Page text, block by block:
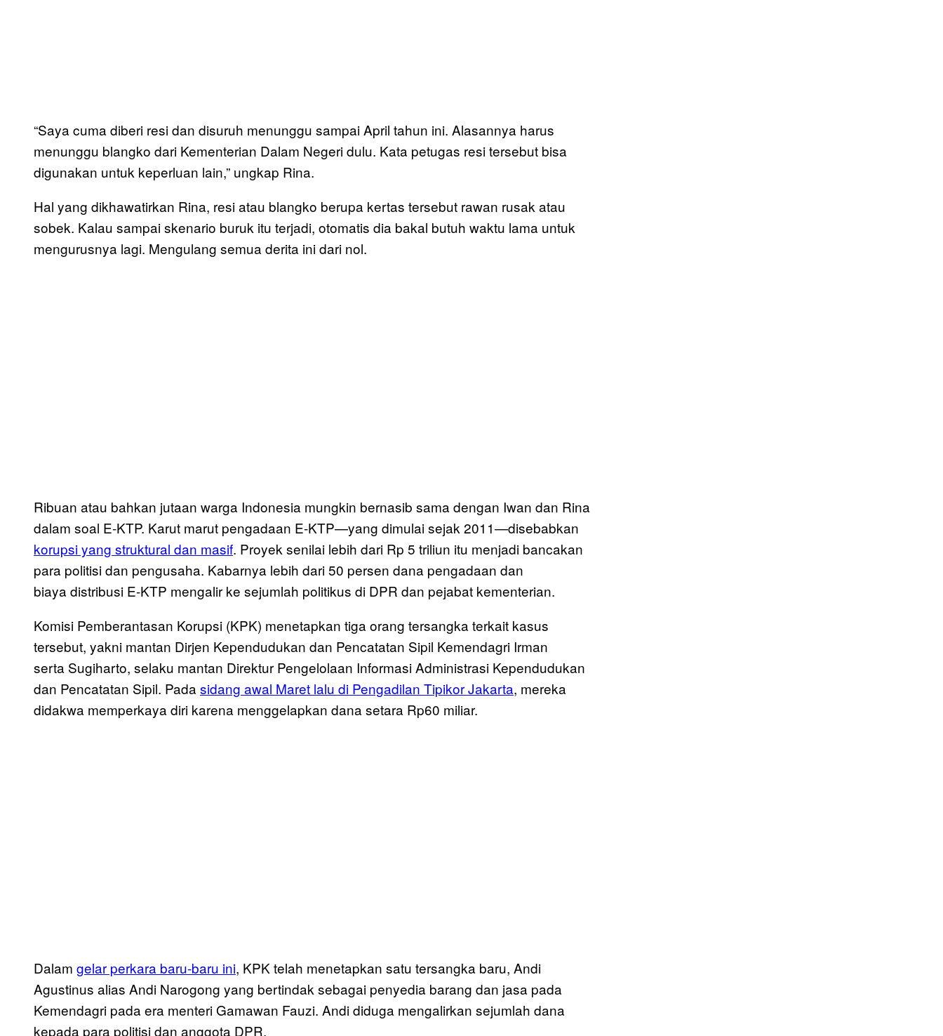
“Saya cuma diberi resi dan disuruh menunggu sampai April tahun ini. Alasannya harus
menunggu blangko dari Kementerian Dalam Negeri dulu. Kata petugas resi tersebut bisa
digunakan untuk keperluan lain,” ungkap Rina.
Hal yang dikhawatirkan Rina, resi atau blangko berupa kertas tersebut rawan rusak atau
sobek. Kalau sampai skenario buruk itu terjadi, otomatis dia bakal butuh waktu lama untuk
mengurusnya lagi. Mengulang semua derita ini dari nol.
Ribuan atau bahkan jutaan warga Indonesia mungkin bernasib sama dengan Iwan dan Rina
dalam soal E-KTP. Karut marut pengadaan E-KTP—yang dimulai sejak 2011—disebabkan
korupsi yang struktural dan masif. Proyek senilai lebih dari Rp 5 triliun itu menjadi bancakan
para politisi dan pengusaha. Kabarnya lebih dari 50 persen dana pengadaan dan
biaya distribusi E-KTP mengalir ke sejumlah politikus di DPR dan pejabat kementerian.
Komisi Pemberantasan Korupsi (KPK) menetapkan tiga orang tersangka terkait kasus
tersebut, yakni mantan Dirjen Kependudukan dan Pencatatan Sipil Kemendagri Irman
serta Sugiharto, selaku mantan Direktur Pengelolaan Informasi Administrasi Kependudukan
dan Pencatatan Sipil. Pada sidang awal Maret lalu di Pengadilan Tipikor Jakarta, mereka
didakwa memperkaya diri karena menggelapkan dana setara Rp60 miliar.
Dalam gelar perkara baru-baru ini, KPK telah menetapkan satu tersangka baru, Andi
Agustinus alias Andi Narogong yang bertindak sebagai penyedia barang dan jasa pada
Kemendagri pada era menteri Gamawan Fauzi. Andi diduga mengalirkan sejumlah dana
kepada para politisi dan anggota DPR.